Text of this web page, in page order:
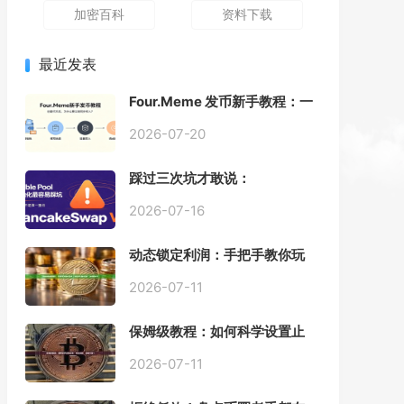
加密百科 资料下载
最近发表
Four.Meme 发币新手教程：一
动踩坑
2026-07-20
踩过三次坑才敢说：
Pool 最容易翻车的不是手续
2026-07-16
动态锁定利润：手把手教你玩
2026-07-11
保姆级教程：如何科学设置止
2026-07-11